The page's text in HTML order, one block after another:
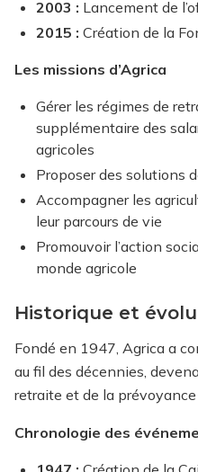
2003 : Lancement de
2015 : Création de la
Les missions d’Agrica
Gérer les régimes de
supplémentaire des
agricoles
Proposer des solutions
Accompagner les
leur parcours de vie
Promouvoir l’action
monde agricole
Historique et
Fondé en 1947, Agrica a
au fil des décennies,
retraite et de la prévoyance
Chronologie des